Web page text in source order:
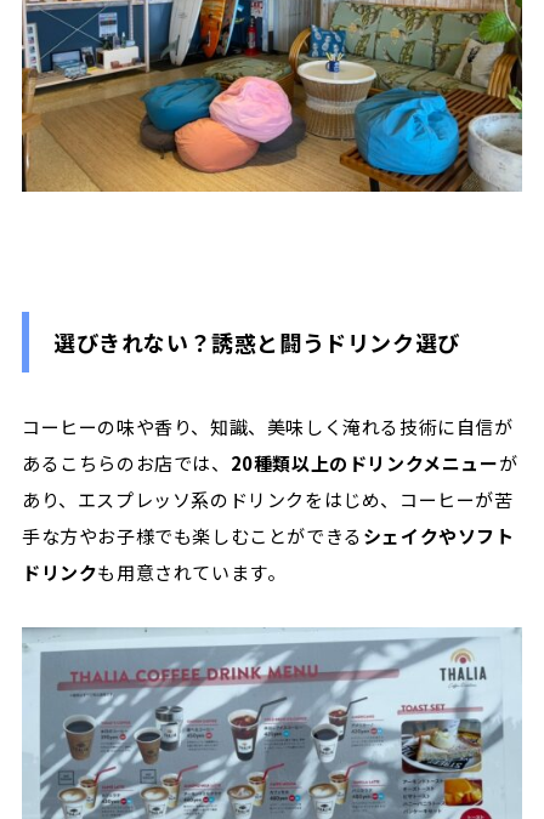
選びきれない？誘惑と闘うドリンク選び
コーヒーの味や香り、知識、美味しく淹れる技術に自信が
あるこちらのお店では、 20種類以上のドリンクメニューが
あり、エスプレッソ系のドリンクをはじめ、コーヒーが苦
手な方やお子様でも楽しむことができるシェイクやソフト
ドリンクも用意されています。